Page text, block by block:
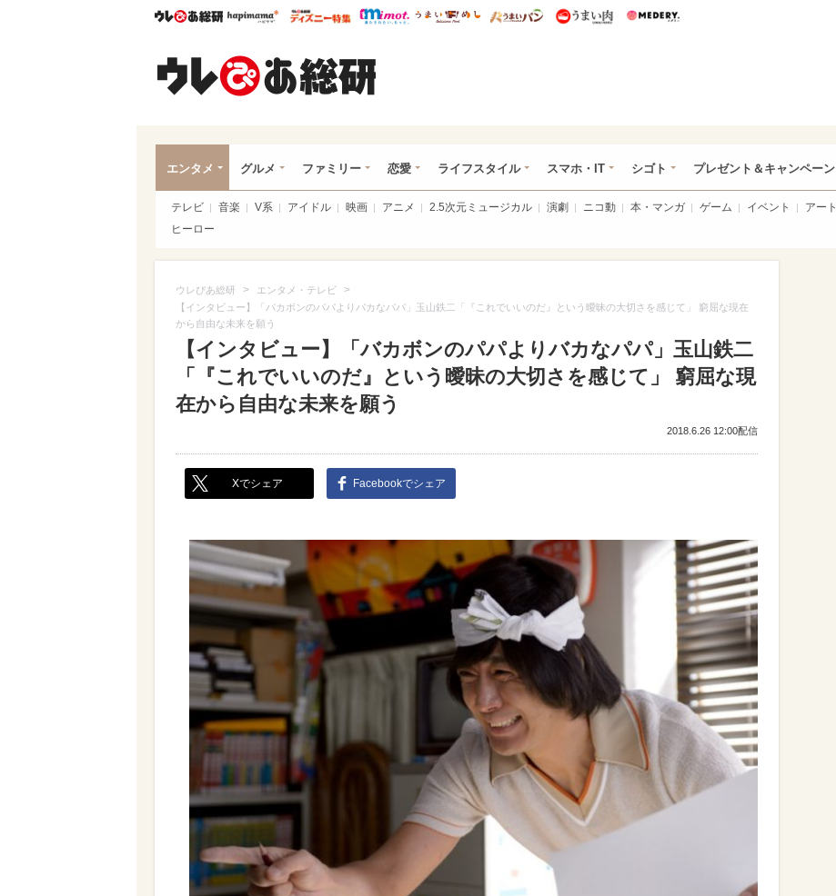
ウレぴあ総研ハピママ* ウレぴあ総研 ディズニー特集
mimot. うまいめし うまいパン うまい肉
エンタメ グルメ ファミリー 恋愛 ライフスタイル スマホ・IT シゴト プレゼント＆キャンペーン
テレビ 音楽 V系 アイドル 映画 アニメ 2.5次元ミュージカル 演劇 ニコ動 本・マンガ ゲーム イベント アート
ヒーロー
ウレぴあ総研 > エンタメ・テレビ >
【インタビュー】「バカボンのパパよりバカなパパ」玉山鉄二「『これでいいのだ』という曖昧の大切さを感じて」 窮屈な現在
から自由な未来を願う
【インタビュー】「バカボンのパパよりバカなパパ」玉山鉄二
「『これでいいのだ』という曖昧の大切さを感じて」 窮屈な現
在から自由な未来を願う
2018.6.26 12:00配信
Xでシェア Facebookでシェア